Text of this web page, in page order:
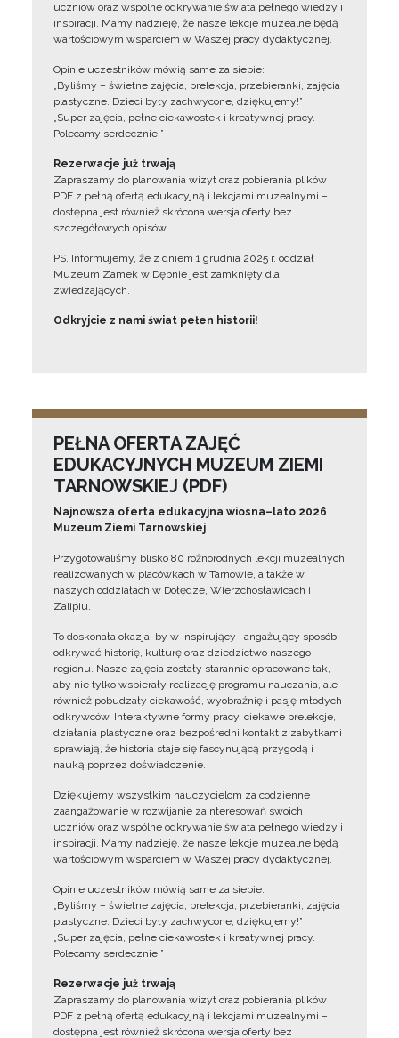
uczniów oraz wspólne odkrywanie świata pełnego wiedzy i
inspiracji. Mamy nadzieję, że nasze lekcje muzealne będą
wartościowym wsparciem w Waszej pracy dydaktycznej.
Opinie uczestników mówią same za siebie:
„Byliśmy – świetne zajęcia, prelekcja, przebieranki, zajęcia
plastyczne. Dzieci były zachwycone, dziękujemy!”
„Super zajęcia, pełne ciekawostek i kreatywnej pracy.
Polecamy serdecznie!”
Rezerwacje już trwają
Zapraszamy do planowania wizyt oraz pobierania plików
PDF z pełną ofertą edukacyjną i lekcjami muzealnymi –
dostępna jest również skrócona wersja oferty bez
szczegółowych opisów.
PS. Informujemy, że z dniem 1 grudnia 2025 r. oddział
Muzeum Zamek w Dębnie jest zamknięty dla
zwiedzających.
Odkryjcie z nami świat pełen historii!
PEŁNA OFERTA ZAJĘĆ
EDUKACYJNYCH MUZEUM ZIEMI
TARNOWSKIEJ (PDF)
Najnowsza oferta edukacyjna wiosna–lato 2026
Muzeum Ziemi Tarnowskiej
Przygotowaliśmy blisko 80 różnorodnych lekcji muzealnych
realizowanych w placówkach w Tarnowie, a także w
naszych oddziałach w Dołędze, Wierzchosławicach i
Zalipiu.
To doskonała okazja, by w inspirujący i angażujący sposób
odkrywać historię, kulturę oraz dziedzictwo naszego
regionu. Nasze zajęcia zostały starannie opracowane tak,
aby nie tylko wspierały realizację programu nauczania, ale
również pobudzały ciekawość, wyobraźnię i pasję młodych
odkrywców. Interaktywne formy pracy, ciekawe prelekcje,
działania plastyczne oraz bezpośredni kontakt z zabytkami
sprawiają, że historia staje się fascynującą przygodą i
nauką poprzez doświadczenie.
Dziękujemy wszystkim nauczycielom za codzienne
zaangażowanie w rozwijanie zainteresowań swoich
uczniów oraz wspólne odkrywanie świata pełnego wiedzy i
inspiracji. Mamy nadzieję, że nasze lekcje muzealne będą
wartościowym wsparciem w Waszej pracy dydaktycznej.
Opinie uczestników mówią same za siebie:
„Byliśmy – świetne zajęcia, prelekcja, przebieranki, zajęcia
plastyczne. Dzieci były zachwycone, dziękujemy!”
„Super zajęcia, pełne ciekawostek i kreatywnej pracy.
Polecamy serdecznie!”
Rezerwacje już trwają
Zapraszamy do planowania wizyt oraz pobierania plików
PDF z pełną ofertą edukacyjną i lekcjami muzealnymi –
dostępna jest również skrócona wersja oferty bez